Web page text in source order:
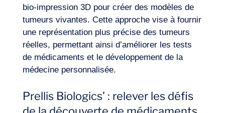
Nous contacter
FR
bio-impression 3D pour créer des modèles de
tumeurs vivantes. Cette approche vise à fournir
une représentation plus précise des tumeurs
réelles, permettant ainsi d’améliorer les tests
de médicaments et le développement de la
médecine personnalisée.
Prellis Biologics’ : relever les défis